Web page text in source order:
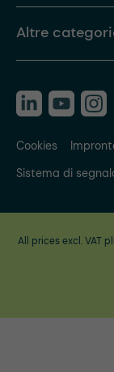
Altre
Cookies
Sistema di
All prices excl. VAT